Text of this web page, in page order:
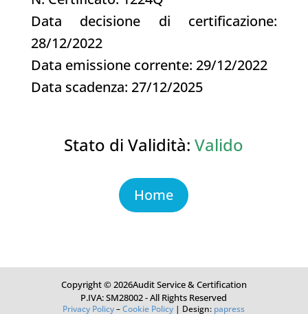
Data decisione di certificazione:
28/12/2022
Data emissione corrente: 29/12/2022
Data scadenza: 27/12/2025
Stato di Validità:Valido
Home
Copyright © 2026Audit Service & Certification
P.IVA: SM28002 - All Rights Reserved
Privacy Policy–Cookie Policy | Design: papress